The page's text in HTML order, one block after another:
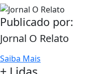
Publicado por:
Jornal O Relato
Saiba Mais